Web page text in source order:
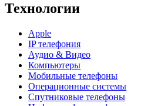
Технологии
Apple
IP телефония
Аудио & Видео
Компьютеры
Мобильные телефоны
Операционные системы
Спутниковые телефоны